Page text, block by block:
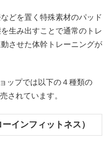
どを置く特殊素材のパッド
生み出すことで通常のトレ
させた体幹トレーニングが
ップでは以下の４種類の
されています。
インフィットネス）